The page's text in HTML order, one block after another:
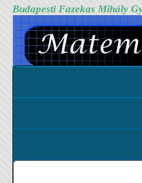
Budapesti Fazekas Mihály